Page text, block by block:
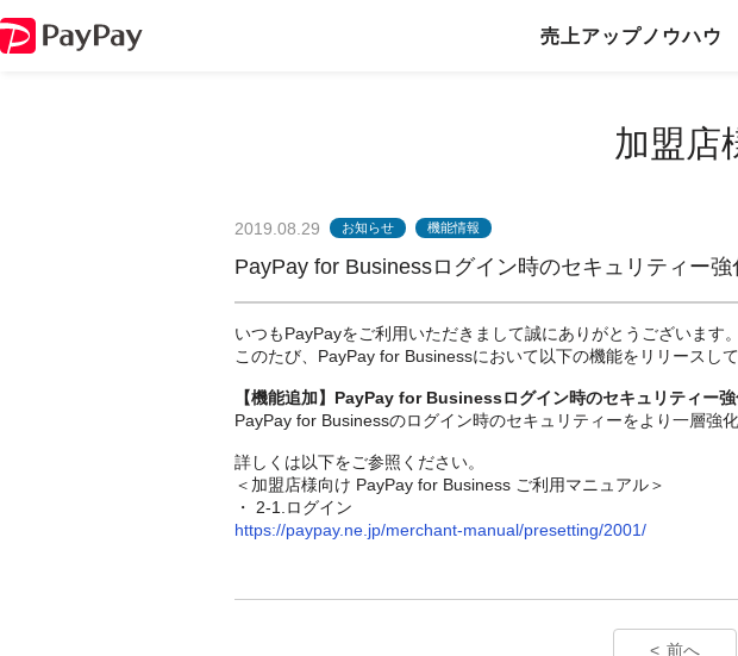
売上アップノウハウ
加盟店
2019.08.29 お知らせ 機能情報
PayPay for Businessログイン時のセキュリティー強
いつもPayPayをご利用いただきまして誠にありがとうございます。
このたび、PayPay for Businessにおいて以下の機能をリリースし
【機能追加】PayPay for Businessログイン時のセキュリティー
PayPay for Businessのログイン時のセキュリティーをより一層強化
詳しくは以下をご参照ください。
＜加盟店様向け PayPay for Business ご利用マニュアル＞
・ 2-1.ログイン
https://paypay.ne.jp/merchant-manual/presetting/2001/
前へ